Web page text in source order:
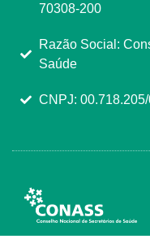
70308-200
Razão Social:
Saúde
CNPJ: